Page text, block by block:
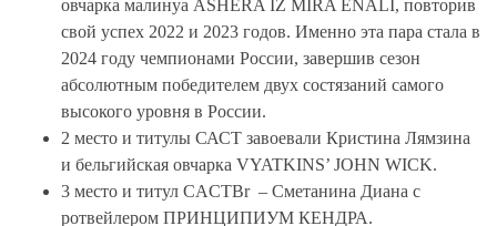
овчарка малинуа ASHERA IZ MIRA ENALI, повторив
свой успех 2022 и 2023 годов. Именно эта пара стала в
2024 году чемпионами России, завершив сезон
абсолютным победителем двух состязаний самого
высокого уровня в России.
2 местои титулы САСТ завоевали Кристина Лямзина
и бельгийская овчарка VYATKINS’ JOHN WICK.
3 местои титул CACTBr – Сметанина Диана с
ротвейлером ПРИНЦИПИУМ КЕНДРА.